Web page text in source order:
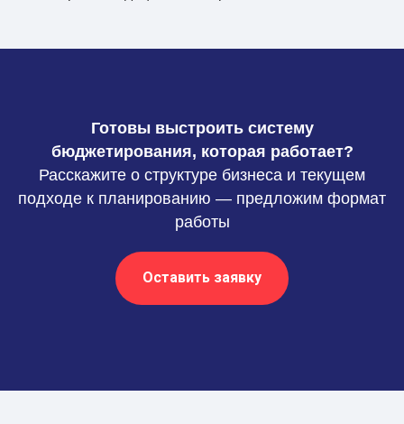
Готовы выстроить систему
бюджетирования, которая работает?
Расскажите о структуре бизнеса и текущем
подходе к планированию — предложим формат
работы
Оставить заявку